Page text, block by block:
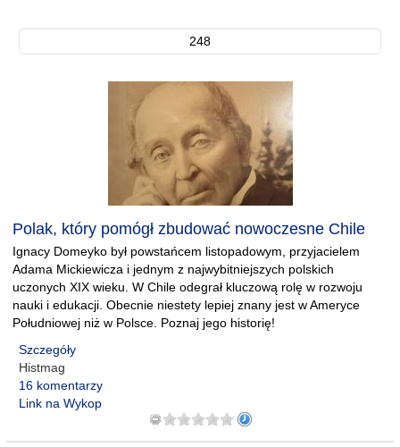
248
Polak, który pomógł zbudować nowoczesne Chile
Ignacy Domeyko był powstańcem listopadowym, przyjacielem
Adama Mickiewicza i jednym z najwybitniejszych polskich
uczonych XIX wieku. W Chile odegrał kluczową rolę w rozwoju
nauki i edukacji. Obecnie niestety lepiej znany jest w Ameryce
Południowej niż w Polsce. Poznaj jego historię!
Szczegóły
Histmag
16 komentarzy
Link na Wykop